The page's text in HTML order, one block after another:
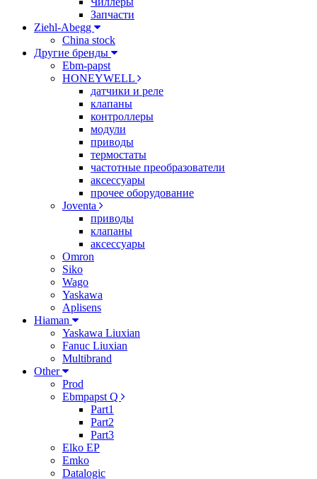
Запчасти
Ziehl-Abegg
China stock
Другие бренды
Ebm-papst
HONEYWELL
датчики и реле
клапаны
контроллеры
модули
приводы
термостаты
частотные преобразователи
аксессуары
прочее оборудование
Joventa
приводы
клапаны
аксессуары
Omron
Siko
Wago
Yaskawa
Aplisens
Hiaman
Yaskawa Liuxian
Fanuc Liuxian
Multibrand
Other
Prod
Ebmpapst Q
Part1
Part2
Part3
Elko EP
Emko
Datalogic